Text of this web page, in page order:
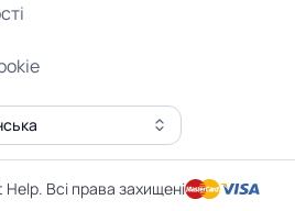
Всі права захищені